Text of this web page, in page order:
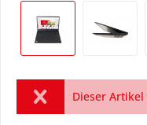
Dieser